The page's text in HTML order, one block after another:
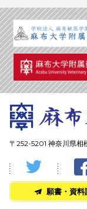
〒252-5201 神奈川県相
願書・資料